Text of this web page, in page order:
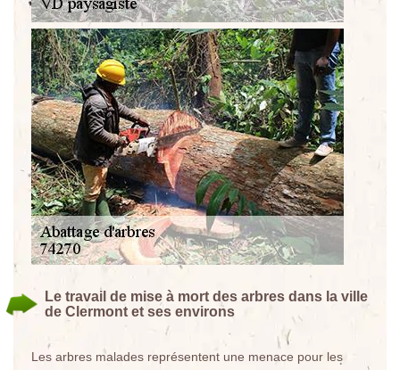
Le travail de mise à mort des arbres dans la ville
de Clermont et ses environs
Les arbres malades représentent une menace pour les